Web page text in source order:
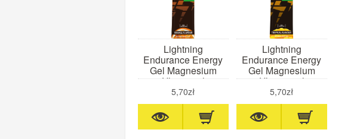
Lightning
Endurance Energy
Gel Magnesium
Ultra 60ml
(pomarańcza)
5,70zł
Lightning
Endurance Energy
Gel Magnesium
Ultra 60 ml
(tropikalny)
5,70zł